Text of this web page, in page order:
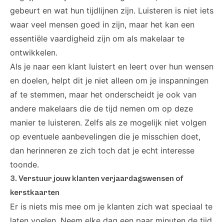
gebeurt en wat hun tijdlijnen zijn. Luisteren is niet iets
waar veel mensen goed in zijn, maar het kan een
essentiële vaardigheid zijn om als makelaar te
ontwikkelen.
Als je naar een klant luistert en leert over hun wensen
en doelen, helpt dit je niet alleen om je inspanningen
af ​​te stemmen, maar het onderscheidt je ook van
andere makelaars die de tijd nemen om op deze
manier te luisteren. Zelfs als ze mogelijk niet volgen
op eventuele aanbevelingen die je misschien doet,
dan herinneren ze zich toch dat je echt interesse
toonde.
3. Verstuur jouw klanten verjaardagswensen of
kerstkaarten
Er is niets mis mee om je klanten zich wat speciaal te